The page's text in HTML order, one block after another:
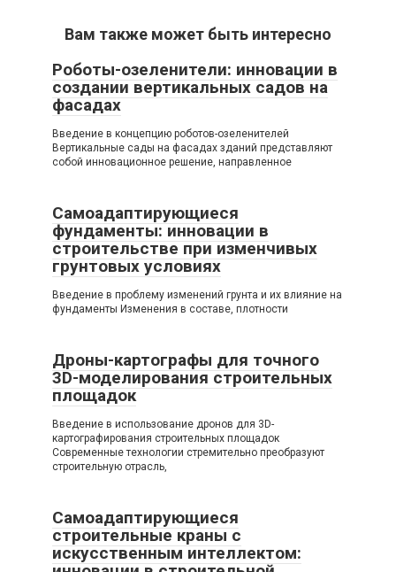
Вам также может быть интересно
Роботы-озеленители: инновации в
создании вертикальных садов на
фасадах
Введение в концепцию роботов-озеленителей
Вертикальные сады на фасадах зданий представляют
собой инновационное решение, направленное
Самоадаптирующиеся
фундаменты: инновации в
строительстве при изменчивых
грунтовых условиях
Введение в проблему изменений грунта и их влияние на
фундаменты Изменения в составе, плотности
Дроны-картографы для точного
3D-моделирования строительных
площадок
Введение в использование дронов для 3D-
картографирования строительных площадок
Современные технологии стремительно преобразуют
строительную отрасль,
Самоадаптирующиеся
строительные краны с
искусственным интеллектом: